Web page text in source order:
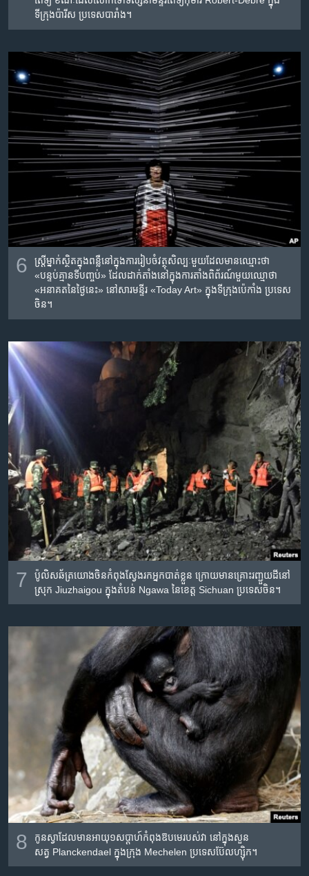
ទីក្រុង​ប៉ារីស ប្រទេស​បារាំង។
6
ស្ត្រី​ម្នាក់​ស្ថិត​ក្នុង​ព​ន្លឺ​នៅ​ក្នុង​ការរៀបចំ​​វត្ថុសិល្បៈ​មួយ​ដែល​មាន​ឈ្មោះ​ថា
«បន្ទប់​គ្មាន​ទី​បញ្ចប់» ដែល​ដាក់​តាំង​នៅ​ក្នុង​ការ​តាំង​ពិព័រណ៍​មួយ​ឈ្មោថា
«អនាគត​នៃ​ថ្ងៃ​នេះ» នៅ​សារមន្ទីរ «Today Art» ក្នុង​ទីក្រុង​ប៉េកាំង​ ប្រទេស​
ចិន។
7
ប៉ូលិស​ឆ័ត្រ​យោង​ចិន​កំពុង​ស្វែង​រក​អ្នក​បាត់​ខ្លួន​ ក្រោយ​មាន​គ្រោះ​រញ្ជួយ​ដី​នៅ​
ស្រុក Jiuzhaigou ក្នុង​តំបន់ Ngawa នៃ​ខេត្ត​ Sichuan ប្រទេស​ចិន។
8
កូន​ស្វា​ដែល​មាន​អាយុ​១​សប្តាហ៍​កំពុង​ឱប​មេរបស់​វា នៅ​ក្នុង​សួន​
សត្វ Planckendael ក្នុង​ក្រុង Mechelen ប្រទេស​ប៊ែលហ្ស៊ិក។